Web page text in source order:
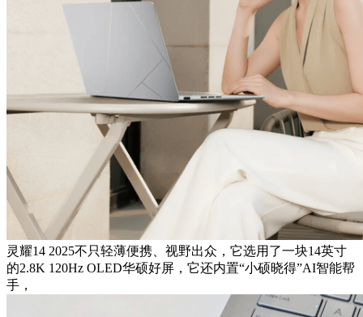
灵耀14 2025不只轻薄便携、视野出众，它选用了一块14英寸
的2.8K 120Hz OLED华硕好屏，它还内置“小硕晓得”AI智能帮
手，